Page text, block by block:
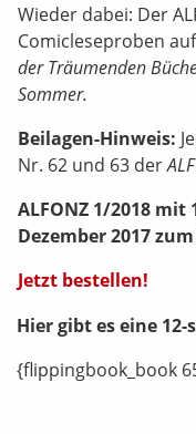
Wieder dabei: Der
Comicleseproben
der Träumenden
Sommer.
Beilagen-Hinweis:
Nr. 62 und 63 der
ALFONZ 1/2018 mit
Dezember 2017
Jetzt bestellen!
Hier gibt es eine 12-
{flippingbook_book